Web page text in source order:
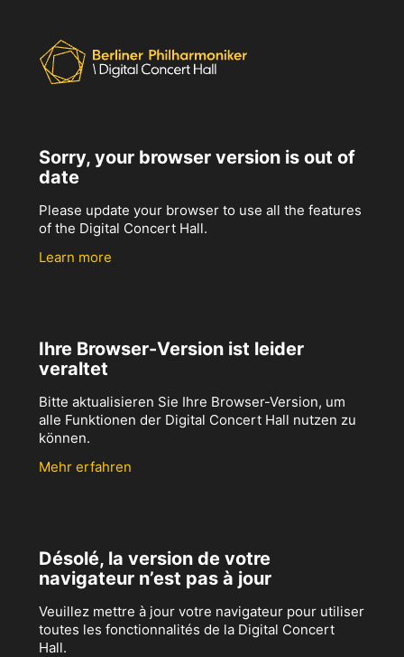
Sorry, your browser version is out of
date
Please update your browser to use all the features
of the Digital Concert Hall.
Learn more
Ihre Browser-Version ist leider
veraltet
Bitte aktualisieren Sie Ihre Browser-Version, um
alle Funktionen der Digital Concert Hall nutzen zu
können.
Mehr erfahren
Désolé, la version de votre
navigateur n’est pas à jour
Veuillez mettre à jour votre navigateur pour utiliser
toutes les fonctionnalités de la Digital Concert
Hall.